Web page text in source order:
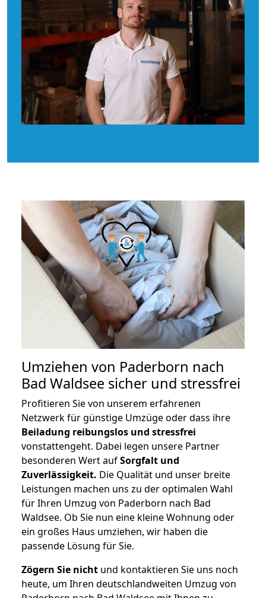
Umziehen von Paderborn nach
Bad Waldsee sicher und stressfrei
Profitieren Sie von unserem erfahrenen
Netzwerk für günstige Umzüge oder dass ihre
Beiladung reibungslos und stressfrei
vonstattengeht. Dabei legen unsere Partner
besonderen Wert aufSorgfalt und
Zuverlässigkeit. Die Qualität und unser breite
Leistungen machen uns zu der optimalen Wahl
für Ihren Umzug von Paderborn nach Bad
Waldsee. Ob Sie nun eine kleine Wohnung oder
ein großes Haus umziehen, wir haben die
passende Lösung für Sie.
Zögern Sie nicht und kontaktieren Sie uns noch
heute, um Ihren deutschlandweiten Umzug von